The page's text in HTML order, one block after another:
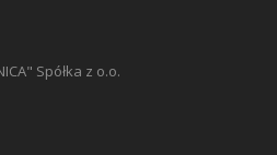
Spółka z o.o.